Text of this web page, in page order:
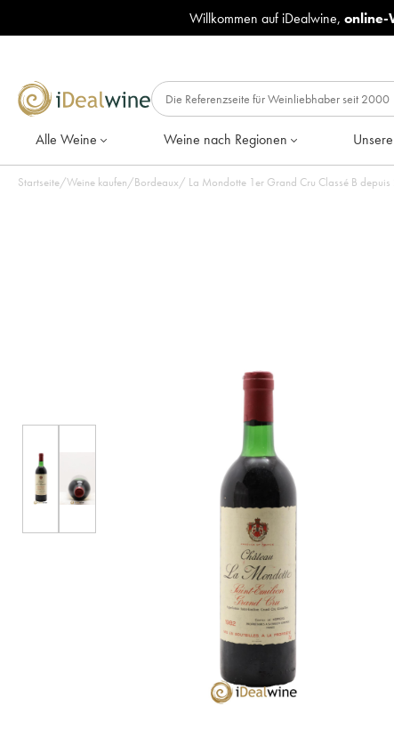
Willkommen auf iDealwine, online-
Alle Weine Weine nach Regionen
Startseite/Weine kaufen/Bordeaux/ La Mondotte 1er Grand Cru Classé B